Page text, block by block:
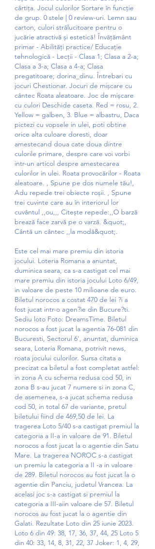
cârtița. Jocul culorilor Sortare în funcție
de grup. 0 stele | 0 review-uri. Lemn sau
carton, culori strălucitoare pentru o
jucărie atractivă și estetică! Învăţământ
primar - Abilităţi practice/ Educaţie
tehnologică - Lecţii - Clasa 1; Clasa a 2-a;
Clasa a 3-a; Clasa a 4-a; Clasa
pregatitoare; dorina_dinu. Întrebari cu
jocuri Chestionar. Jocuri de mișcare cu
cântec Roata aleatoare. Joc de mișcare
cu culori Deschide caseta. Red = rosu, 2.
Yellow = galben, 3. Blue = albastru, Daca
pictezi cu vopsele in ulei, poti obtine
orice alta culoare doresti, doar
amestecand doua cate doua dintre
culorile primare, despre care voi vorbi
intr-un articol despre amestecarea
culorilor in ulei. Roata provocărilor - Roata
aleatoare. , Spune pe dos numele tău!,
Adu repede trei obiecte roșii. , Spune
trei cuvinte care au în interiorul lor
cuvântul ,,ou,,, Citește repede:,,O barză
brează face zarvă pe o varză. &quot;,
Cântă un cântec ,,la modă&quot;.
Este cel mai mare premiu din istoria
jocului. Loteria Romana a anuntat,
duminica seara, ca s-a castigat cel mai
mare premiu din istoria jocului Loto 6/49,
in valoare de peste 10 milioane de euro.
Biletul norocos a costat 470 de lei ?i a
fost jucat intr-o agen?ie din Bucure?ti.
Sediu loto Foto: DreamsTime. Biletul
norocos a fost jucat la agentia 76-081 din
Bucuresti, Sectorul 6', anuntat, duminica
seara, Loteria Romana, potrivit news,
roata jocului culorilor. Sursa citata a
precizat ca biletul a fost completat astfel:
in zona A cu schema redusa cod 50, in
zona B s-au jucat 7 numere si in zona C,
de asemenea, s-a jucat schema redusa
cod 50, in total 67 de variante, pretul
biletului fiind de 469,50 de lei. La
tragerea Loto 5/40 s-a castigat premiul la
categoria a II-a in valoare de 91. Biletul
norocos a fost jucat la o agentie din Satu
Mare. La tragerea NOROC s-a castigat
un premiu la categoria a II -a in valoare
de 289. Biletul norocos au fost jucat la o
agentie din Panciu, judetul Vrancea. La
acelasi joc s-a castigat si premiul la
categoria a III-aiin valoare de 57. Biletul
norocos au fost jucat la o agentie din
Galati. Rezultate Loto din 25 iunie 2023.
Loto 6 din 49: 38, 17, 36, 37, 44, 25 Loto 5
din 40: 33, 14, 8, 31, 22, 37 Joker: 1, 4, 29,